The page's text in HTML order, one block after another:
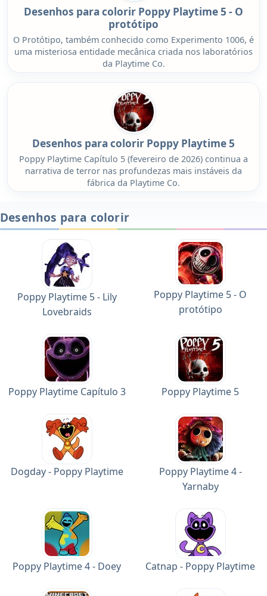
Desenhos para colorir Poppy Playtime 5 - O
protótipo
O Protótipo, também conhecido como Experimento 1006, é
uma misteriosa entidade mecânica criada nos laboratórios
da Playtime Co.
Desenhos para colorir Poppy Playtime 5
Poppy Playtime Capítulo 5 (fevereiro de 2026) continua a
narrativa de terror nas profundezas mais instáveis ​​da
fábrica da Playtime Co.
Desenhos para colorir
Poppy Playtime 5 - Lily
Lovebraids
Poppy Playtime 5 - O
protótipo
Poppy Playtime Capítulo 3 Poppy Playtime 5
Dogday - Poppy Playtime
Poppy Playtime 4 -
Yarnaby
Poppy Playtime 4 - Doey Catnap - Poppy Playtime